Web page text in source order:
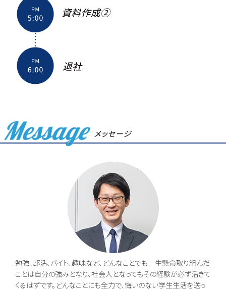
勉強、部活、バイト、趣味など、どんなことでも一生懸命取り組んだ
ことは自分の強みとなり、社会人となってもその経験が必ず活きて
くるはずです。どんなことにも全力で、悔いのない学生生活を送っ